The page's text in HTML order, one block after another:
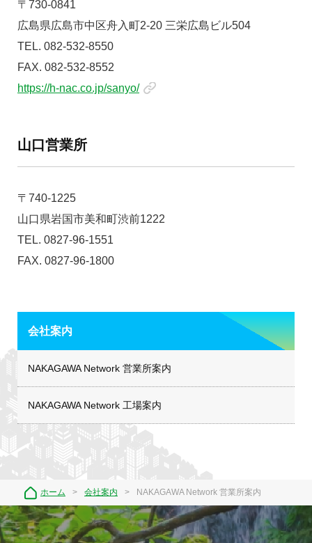
〒730-0841
広島県広島市中区舟入町2-20 三栄広島ビル504
TEL. 082-532-8550
FAX. 082-532-8552
https://h-nac.co.jp/sanyo/
山口営業所
〒740-1225
山口県岩国市美和町渋前1222
TEL. 0827-96-1551
FAX. 0827-96-1800
会社案内
NAKAGAWA Network 営業所案内
NAKAGAWA Network 工場案内
ホーム 会社案内 NAKAGAWA Network 営業所案内